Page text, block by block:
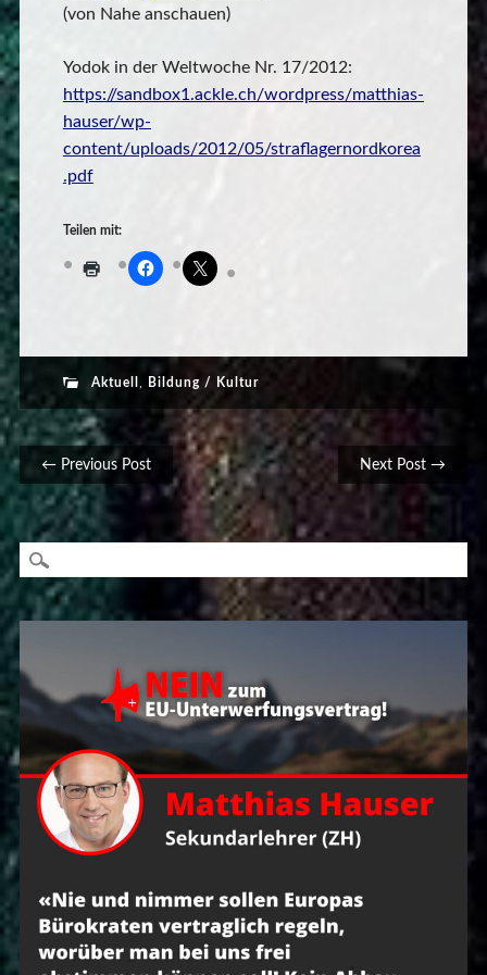
(von Nahe anschauen)
Yodok in der Weltwoche Nr. 17/2012:
https://sandbox1.ackle.ch/wordpress/matthias-
hauser/wp-
content/uploads/2012/05/straflagernordkorea
.pdf
Teilen mit:
Aktuell , Bildung / Kultur
Post navigation
← Previous Post Next Post →